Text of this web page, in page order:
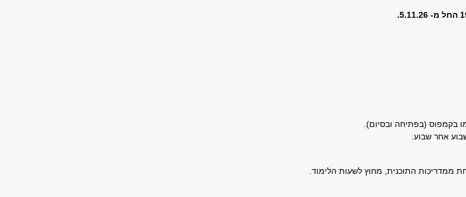
אחר שבוע.
התוכנית, מחוץ לשעות הלימוד.